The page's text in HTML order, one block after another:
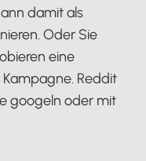
damit als
Oder Sie
eine
Reddit
googeln oder mit